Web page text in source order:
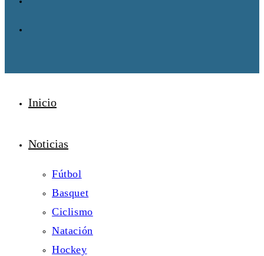
Inicio
Noticias
Fútbol
Basquet
Ciclismo
Natación
Hockey